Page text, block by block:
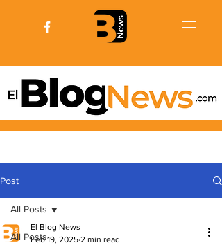
Post
All Posts
All Posts
El Blog News
Feb 19, 2025 2 min read